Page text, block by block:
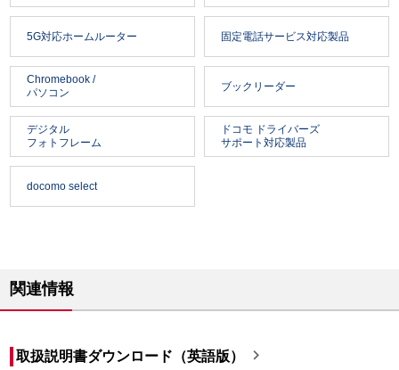
5G対応ホームルーター 固定電話サービス対応製品
Chromebook /
パソコン
ブックリーダー
デジタル
フォトフレーム
ドコモ ドライバーズ
サポート対応製品
docomo select
関連情報
取扱説明書ダウンロード（英語版） 